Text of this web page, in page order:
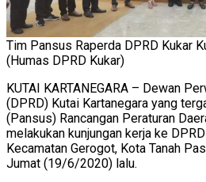
Tim Pansus Raperda DPRD Kukar
(Humas DPRD Kukar)
KUTAI KARTANEGARA – Dewan
(DPRD) Kutai Kartanegara yang
(Pansus) Rancangan Peraturan
melakukan kunjungan kerja ke
Kecamatan Gerogot, Kota Tanah
Jumat (19/6/2020) lalu.